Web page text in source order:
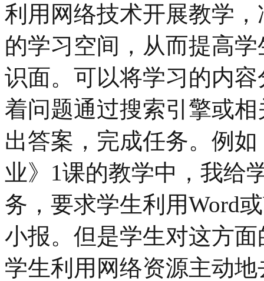
利用网络技术开展教学
的学习空间，从而提高
识面。可以将学习的内
着问题通过搜索引擎或
出答案，完成任务。例
业》1课的教学中，我给
务，要求学生利用Word
小报。但是学生对这方
学生利用网络资源主动